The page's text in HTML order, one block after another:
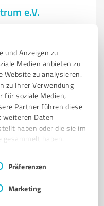
und Anzeigen zu
Medien anbieten zu
Website zu analysieren.
zu Ihrer Verwendung
für soziale Medien,
Partner führen diese
Daten
haben oder die sie im
haben.
Präferenzen
Marketing
e.V.
GEFÄHRDETENHILFE
WOHNGEMEINSCHAFT
WELTBILD
EHRENAMT
blomberg.de